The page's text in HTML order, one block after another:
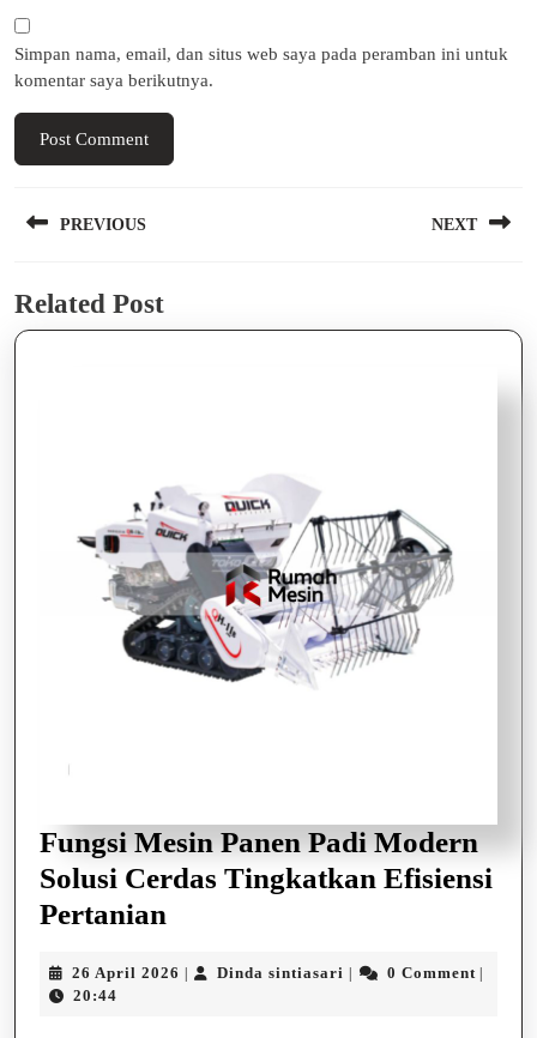
Simpan nama, email, dan situs web saya pada peramban ini untuk
komentar saya berikutnya.
pos
PREVIOUS
post:
NEXT
Related Post
Fungsi Mesin Panen Padi Modern
Solusi Cerdas Tingkatkan Efisiensi
Pertanian
Panen
26 April 2026 26
| Dinda sintiasari Dinda
| 0 Comment |
20:44